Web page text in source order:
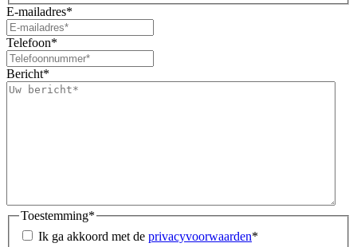
E-mailadres*
Telefoon*
Bericht*
Toestemming*
Ik ga akkoord met de privacyvoorwaarden*